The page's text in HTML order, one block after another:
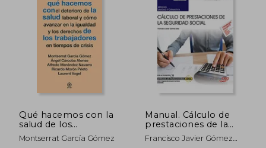
45%
dcto. $ 85.725
45%
dcto. $
Qué hacemos con la
salud de los
trabajadores en
tiempos de crisis
Montserrat García Gómez
Manual. Cálculo de
prestaciones de la
Seguridad Social
(UF0342). Certificados
Francisco Javier Gómez